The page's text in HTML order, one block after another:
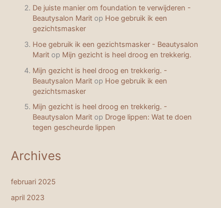
De juiste manier om foundation te verwijderen -
Beautysalon Marit op Hoe gebruik ik een
gezichtsmasker
Hoe gebruik ik een gezichtsmasker - Beautysalon
Marit op Mijn gezicht is heel droog en trekkerig.
Mijn gezicht is heel droog en trekkerig. -
Beautysalon Marit op Hoe gebruik ik een
gezichtsmasker
Mijn gezicht is heel droog en trekkerig. -
Beautysalon Marit op Droge lippen: Wat te doen
tegen gescheurde lippen
Archives
februari 2025
april 2023